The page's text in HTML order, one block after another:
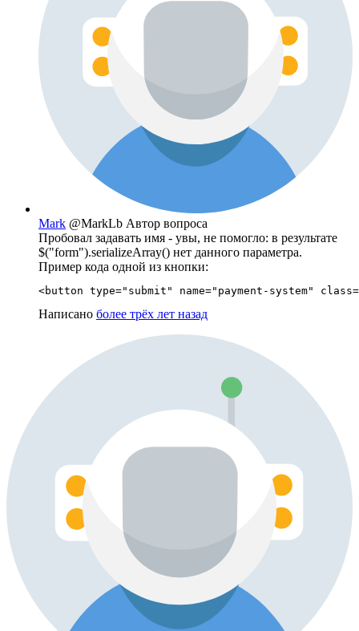
Mark @MarkLb Автор вопроса
Пробовал задавать имя - увы, не помогло: в результате
$("form").serializeArray() нет данного параметра.
Пример кода одной из кнопки:
<button type="submit" name="payment-system"
Написано более трёх лет назад